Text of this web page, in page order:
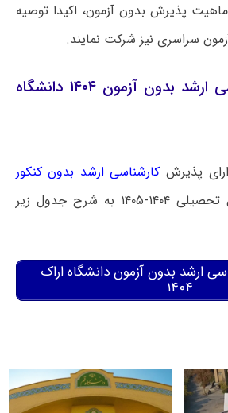
پذیرش بدون آزمون، اکیدا توصیه
سراسری نیز شرکت نمایند.
رشته های کارشناسی ارشد بدون آزمون ۱۴۰۴ دانشگاه
پذیرش کارشناسی ارشد بدون کنکور
دانشگاه اراک در سال تحصیلی ۱۴۰۴-۱۴۰۵ به شرح جدول زیر
ارشد بدون آزمون دانشگاه اراک
۱۴۰۴